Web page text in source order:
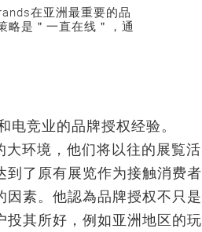
在亚洲最重要的品
略是＂一直在线＂，通
竞业的品牌授权经验。
环境，他们将以往的展覧活
到了原有展览作为接触消费者
素。他認為品牌授权不只是
投其所好，例如亚洲地区的玩